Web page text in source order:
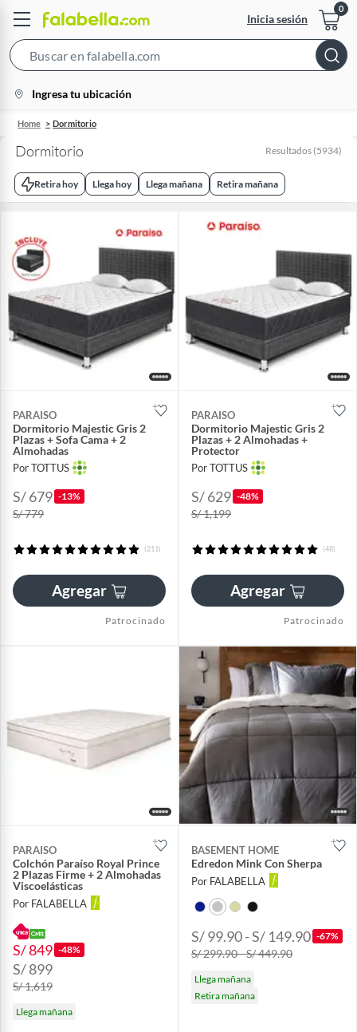
Inicia sesión
Bar
location-
icon
Ingresa tu ubicación
Home Dormitorio
Dormitorio Resultados (5934)
Retira hoy Llega hoy Llega mañana Retira mañana
PARAISO
Dormitorio Majestic Gris 2
Plazas + Sofa Cama + 2
Almohadas
Por TOTTUS
S/ 679 -13%
S/ 779
(211)
Agregar
Patrocinado
PARAISO
Dormitorio Majestic Gris 2
Plazas + 2 Almohadas +
Protector
Por TOTTUS
S/ 629 -48%
S/ 1,199
(48)
Agregar
Patrocinado
PARAISO
Colchón Paraíso Royal Prince
2 Plazas Firme + 2 Almohadas
Viscoelásticas
Por FALABELLA
S/ 849 -48%
S/ 899
S/ 1,619
Llega mañana
BASEMENT HOME
Edredon Mink Con Sherpa
Por FALABELLA
S/ 99.90 - S/ 149.90 -67%
S/ 299.90 - S/ 449.90
Llega mañana
Retira mañana